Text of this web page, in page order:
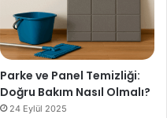
Parke ve Panel Temizliği:
Doğru Bakım Nasıl Olmalı?
24 Eylül 2025